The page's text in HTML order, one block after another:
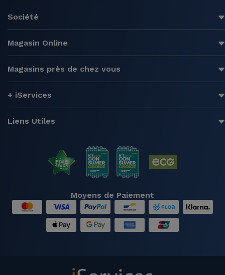
Société
Magasin Online
Magasins près de chez vous
+ iServices
Liens Utiles
Moyens de Paiement